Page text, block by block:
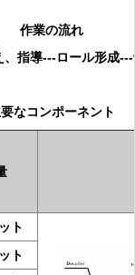
作業の流れ
指導---ロール形成
なコンポーネント
ト
ト